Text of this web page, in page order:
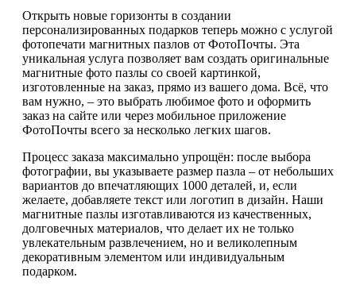
Открыть новые горизонты в создании
персонализированных подарков теперь можно с услугой
фотопечати магнитных пазлов от ФотоПочты. Эта
уникальная услуга позволяет вам создать оригинальные
магнитные фото пазлы со своей картинкой,
изготовленные на заказ, прямо из вашего дома. Всё, что
вам нужно, – это выбрать любимое фото и оформить
заказ на сайте или через мобильное приложение
ФотоПочты всего за несколько легких шагов.
Процесс заказа максимально упрощён: после выбора
фотографии, вы указываете размер пазла – от небольших
вариантов до впечатляющих 1000 деталей, и, если
желаете, добавляете текст или логотип в дизайн. Наши
магнитные пазлы изготавливаются из качественных,
долговечных материалов, что делает их не только
увлекательным развлечением, но и великолепным
декоративным элементом или индивидуальным
подарком.